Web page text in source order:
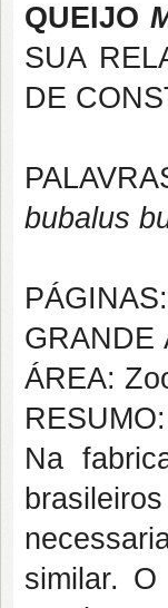
QUEIJO
SUA
DE
bubalus
GRANDE
ÁREA:
RESUMO:
Na
similar.